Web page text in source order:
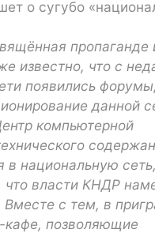
о сугубо
пропаганде
известно, что с
появились
данной
компьютерной
в национальную
что власти КНДР
Вместе с тем, в
кафе, позволяющие